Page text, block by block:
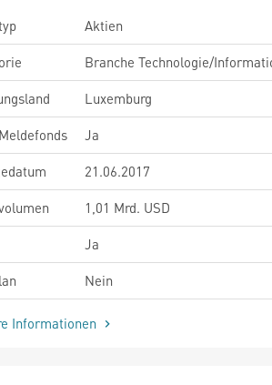
Aktien
Branche Technologie/
Luxemburg
Ja
21.06.2017
1,01 Mrd. USD
Ja
Nein
Informationen